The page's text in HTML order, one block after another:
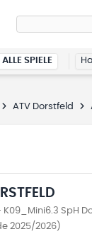
ALLE SPIELE
ATV Dorstfeld
SpH
2025/2026)